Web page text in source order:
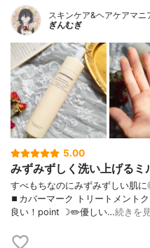
スキンケア&ヘアケアマニ
ぎんむぎ
5.00
みずみずしく洗い上げるミ
すべもちなのにみずみずしい
⏹カバーマーク トリートメン
良い！point ☽✏️優しい…続きを